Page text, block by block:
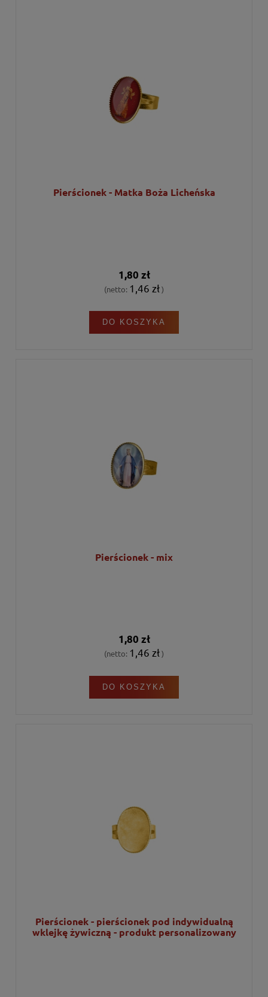
Pierścionek - Matka Boża Licheńska
1,80 zł
(netto: 1,46 zł)
DO KOSZYKA
Pierścionek - mix
1,80 zł
(netto: 1,46 zł)
DO KOSZYKA
Pierścionek - pierścionek pod indywidualną
wklejkę żywiczną - produkt personalizowany